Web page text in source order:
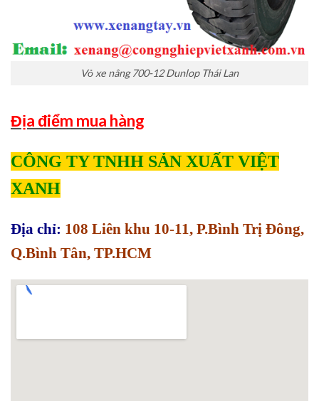
Vỏ xe nâng 700-12 Dunlop Thái Lan
Địa điểm mua hàng
CÔNG TY TNHH SẢN XUẤT VIỆT
XANH
Địa chỉ: 108 Liên khu 10-11, P.Bình Trị Đông,
Q.Bình Tân, TP.HCM